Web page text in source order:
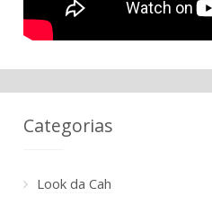
Categorias
Look da Cah